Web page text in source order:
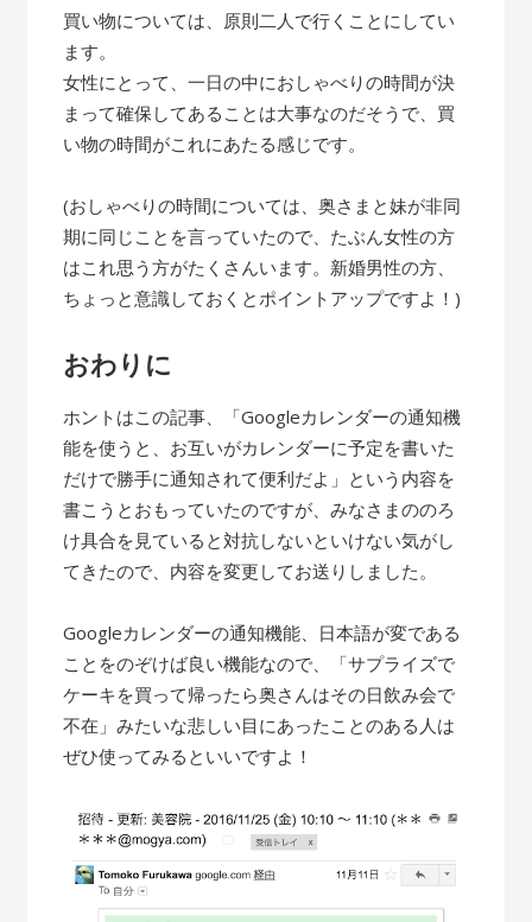
買い物については、原則二人で行くことにしてい
ます。
女性にとって、一日の中におしゃべりの時間が決
まって確保してあることは大事なのだそうで、買
い物の時間がこれにあたる感じです。
(おしゃべりの時間については、奥さまと妹が非同
期に同じことを言っていたので、たぶん女性の方
はこれ思う方がたくさんいます。新婚男性の方、
ちょっと意識しておくとポイントアップですよ！)
おわりに
ホントはこの記事、「Googleカレンダーの通知機
能を使うと、お互いがカレンダーに予定を書いた
だけで勝手に通知されて便利だよ」という内容を
書こうとおもっていたのですが、みなさまののろ
け具合を見ていると対抗しないといけない気がし
てきたので、内容を変更してお送りしました。
Googleカレンダーの通知機能、日本語が変である
ことをのぞけば良い機能なので、「サプライズで
ケーキを買って帰ったら奥さんはその日飲み会で
不在」みたいな悲しい目にあったことのある人は
ぜひ使ってみるといいですよ！